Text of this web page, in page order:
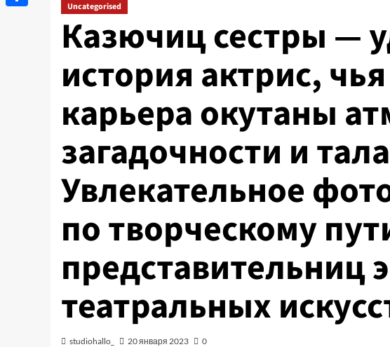
Uncategorised
Казючиц сестры —
история актрис,
карьера окутаны
загадочности и
Увлекательное
по творческому
представительниц
театральных
studiohallo_ 20 января 2023 0